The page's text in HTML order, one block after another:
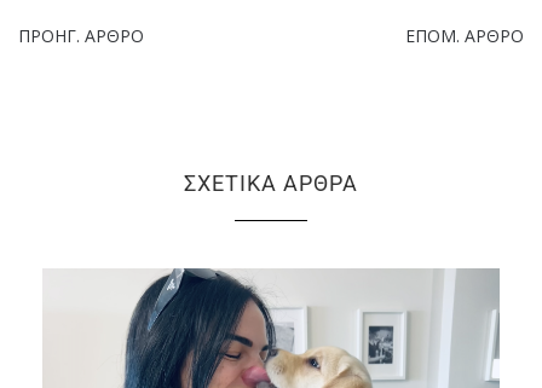
ΠΡΟΗΓ. ΆΡΘΡΟ ΕΠΌΜ. ΆΡΘΡΟ
ΣΧΕΤΙΚΆ ΆΡΘΡΑ